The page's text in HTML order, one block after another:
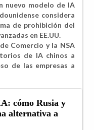
nuevo modelo de IA
considera
de prohibición del
en EE.UU.
Comercio y la NSA
de IA chinos a
de las empresas a
cómo Rusia y
alternativa a